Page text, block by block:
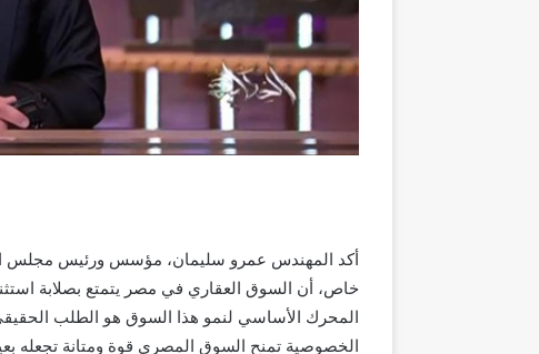
أكد المهندس عمرو سليمان، مؤسس ورئيس مجلس
خاص، أن السوق العقاري في مصر يتمتع بصلابة
المحرك الأساسي لنمو هذا السوق هو الطلب
الخصوصية تمنح السوق المصري قوة ومتانة تجعله